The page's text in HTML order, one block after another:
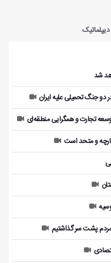
شد
دو جنگ تحمیلی علیه ایران
تجارت و همگرایی منطقه‌ای
و متحد است
مردم پشت سر گذاشتیم